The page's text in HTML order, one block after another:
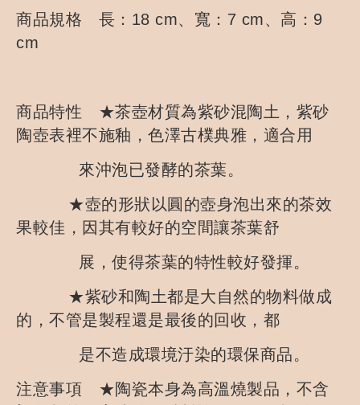
商品規格 長：18 cm、寬：7 cm、高：9
cm
商品特性 ★茶壺材質為紫砂混陶土，紫砂
陶壺表裡不施釉，色澤古樸典雅，適合用
來沖泡已發酵的茶葉。
★壺的形狀以圓的壺身泡出來的茶效
果較佳，因其有較好的空間讓茶葉舒
展，使得茶葉的特性較好發揮。
★紫砂和陶土都是大自然的物料做成
的，不管是製程還是最後的回收，都
是不造成環境汙染的環保商品。
注意事項 ★陶瓷本身為高溫燒製品，不含